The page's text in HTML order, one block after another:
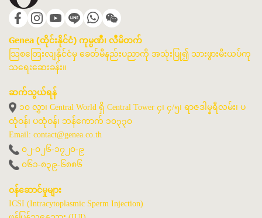
Genea (ထိုင်းနိုင်ငံ) ကုမ္ပဏီ၊ လီမိတက်
သြစတြေးလျနိုင်ငံမှ ခေတ်မီနည်းပညာကို အသုံးပြု၍ သားဖွားမီးယပ်ကု
သရေးဆေးခန်း။
ဆက်သွယ်ရန်
၁၀ လွှာ၊ Central World ရှိ Central Tower ၄၊ ၄/၅၊ ရာဇဒါမ္နရီလမ်း၊ ပ
ထုံဝန်၊ ပထုံဝန်၊ ဘန်ကောက် ၁၀၃၃၀
Email: contact@genea.co.th
၀၂-၀၂၆-၁၇၂၀-၉
၀၆၁-၈၃၉-၆၈၈၆
၀န်ဆောင်မှုများ
ICSI (Intracytoplasmic Sperm Injection)